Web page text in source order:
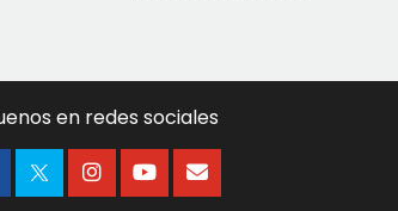
en redes sociales